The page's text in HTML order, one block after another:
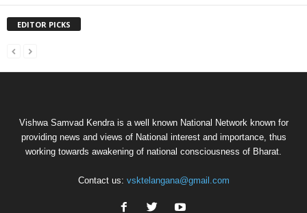
EDITOR PICKS
Vishwa Samvad Kendra is a well known National Network known for
providing news and views of National interest and importance, thus
working towards awakening of national consciousness of Bharat.
Contact us: vsktelangana@gmail.com